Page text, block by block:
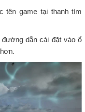
tên game tại thanh tìm
dẫn cài đặt vào ổ